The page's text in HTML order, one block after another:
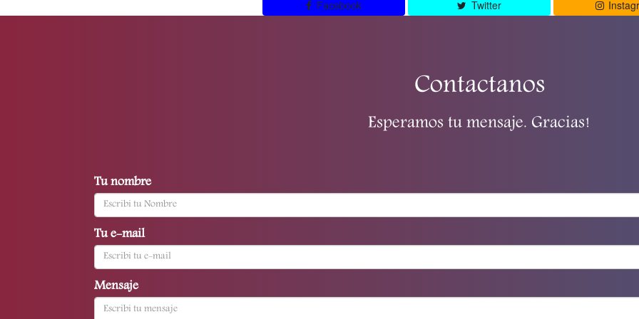
Facebook Twitter
Contactanos
Esperamos tu mensaje. Gracias!
Tu nombre
Tu e-mail
Mensaje